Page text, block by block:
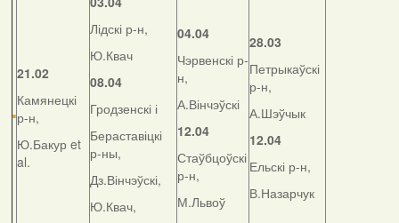
21.02
Камянецкі
р-н,
Ю.Бакур et
al.
Лідскі р-н,
Ю.Квач
08.04
Гродзенскі і
Бераставіцкі
р-ны,
Дз.Вінчэўскі,
Ю.Квач,
04.04
Чэрвенскі р-
н,
А.Вінчэўскі
12.04
Стаўбцоўскі
р-н,
М.Львоў
28.03
Петрыкаўскі
р-н,
А.Шэўчык
12.04
Ельскі р-н,
В.Назарчук